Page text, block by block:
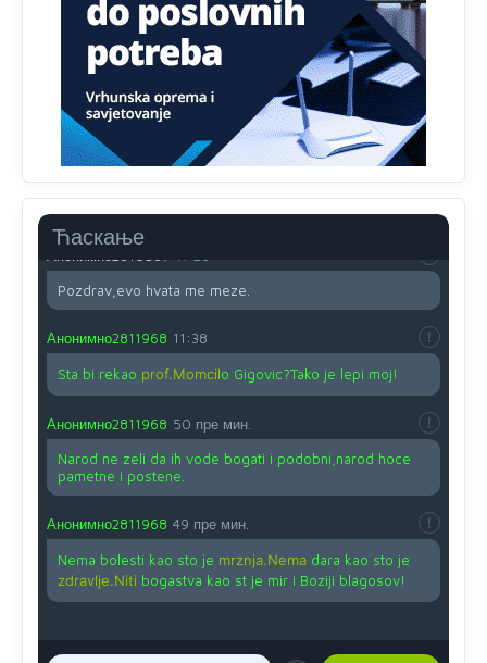
Ћаскање
Анонимно2810587
11:21
O kako su cudni lvi ljudi,uzeli bi sve da mogu...a ja srce
svima fajem,radujem se tudjoj sreci.I ko ima i ko nema
na iso ce mjesto leci!
Анонимно2810587
11:24
Pozdrav,evo hvata me meze.
Анонимно2811968 11:38
Sta bi rekao prof.Momcilo Gigovic?Tako je lepi moj!
Анонимно2811968 50 пре мин.
Narod ne zeli da ih vode bogati i podobni,narod hoce
pametne i postene.
Анонимно2811968 49 пре мин.
Nema bolesti kao sto je mrznja.Nemadara kao sto je
zdravlje.Niti bogastva kao st je mir i Boziji blagosov!